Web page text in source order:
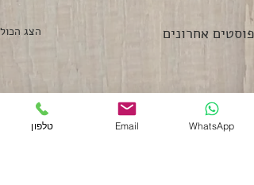
פוסטים אחרונים הצג הכול
טלפון Email WhatsApp